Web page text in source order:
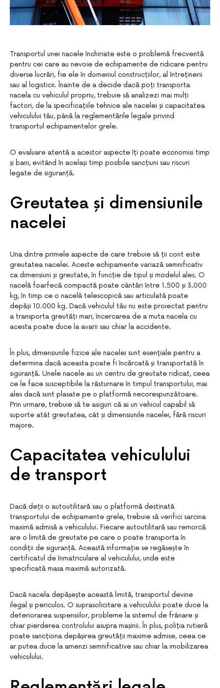
Transportul unei nacele închiriate este o problemă frecventă
pentru cei care au nevoie de echipamente de ridicare pentru
diverse lucrări, fie ele în domeniul construcțiilor, al întreținerii
sau al logisticii. Înainte de a decide dacă poți transporta
nacela cu vehiculul propriu, trebuie să analizezi mai mulți
factori, de la specificațiile tehnice ale nacelei și capacitatea
vehiculului tău, până la reglementările legale privind
transportul echipamentelor grele.
O evaluare atentă a acestor aspecte îți poate economisi timp
și bani, evitând în același timp posibile sancțiuni sau riscuri
legate de siguranță.
Greutatea și dimensiunile
nacelei
Una dintre primele aspecte de care trebuie să ții cont este
greutatea nacelei. Aceste echipamente variază semnificativ
ca dimensiuni și greutate, în funcție de tipul și modelul ales. O
nacelă foarfecă compactă poate cântări între 1.500 și 3.000
kg, în timp ce o nacelă telescopică sau articulată poate
depăși 10.000 kg. Dacă vehiculul tău nu este proiectat pentru
a transporta greutăți mari, încercarea de a muta nacela cu
acesta poate duce la avarii sau chiar la accidente.
În plus, dimensiunile fizice ale nacelei sunt esențiale pentru a
determina dacă aceasta poate fi încărcată și transportată în
siguranță. Unele nacele au un centru de greutate ridicat, ceea
ce le face susceptibile la răsturnare în timpul transportului, mai
ales dacă sunt plasate pe o platformă necorespunzătoare.
Prin urmare, trebuie să te asiguri că ai un vehicul capabil să
suporte atât greutatea, cât și dimensiunile nacelei, fără riscuri
majore.
Capacitatea vehiculului
de transport
Dacă deții o autoutilitară sau o platformă destinată
transportului de echipamente grele, trebuie să verifici sarcina
maximă admisă a vehiculului. Fiecare autoutilitară sau remorcă
are o limită de greutate pe care o poate transporta în
condiții de siguranță. Această informație se regăsește în
certificatul de înmatriculare al vehiculului, unde este
specificată masa maximă autorizată.
Dacă nacela depășește această limită, transportul devine
ilegal și periculos. O suprasolicitare a vehiculului poate duce la
deteriorarea suspensiilor, probleme la sistemul de frânare și
chiar pierderea controlului asupra mașinii. În plus, poliția rutieră
poate sancționa depășirea greutății maxime admise, ceea ce
ar putea duce la amenzi semnificative sau chiar la imobilizarea
vehiculului.